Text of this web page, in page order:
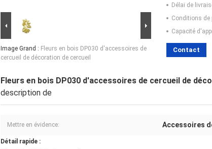
Image Grand : Fleurs en bois DP030 d'accessoires de
cercueil de décoration de cercueil
Délai de
Conditions de
Capacité
Contact
Fleurs en bois DP030 d'accessoires de cercueil de
description de
Mettre en évidence: Accessoires
Détail rapide :